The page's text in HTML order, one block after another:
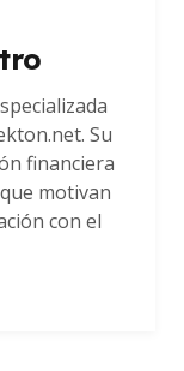
Su
financiera
motivan
con el